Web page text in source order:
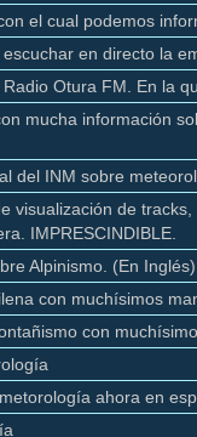
el cual podemos
en directo la
Radio Otura FM. En la
mucha información
del INM sobre
visualización de tracks
IMPRESCINDIBLE.
Alpinismo. (En Inglés)
con muchísimos
con
metorología ahora en